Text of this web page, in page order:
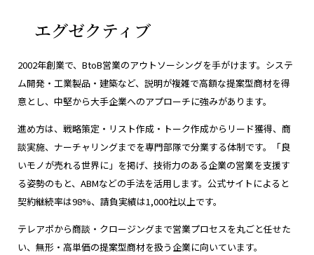
エグゼクティブ
2002年創業で、BtoB営業のアウトソーシングを手がけます。システ
ム開発・工業製品・建築など、説明が複雑で高額な提案型商材を得
意とし、中堅から大手企業へのアプローチに強みがあります。
進め方は、戦略策定・リスト作成・トーク作成からリード獲得、商
談実施、ナーチャリングまでを専門部隊で分業する体制です。「良
いモノが売れる世界に」を掲げ、技術力のある企業の営業を支援す
る姿勢のもと、ABMなどの手法を活用します。公式サイトによると
契約継続率は98%、請負実績は1,000社以上です。
テレアポから商談・クロージングまで営業プロセスを丸ごと任せた
い、無形・高単価の提案型商材を扱う企業に向いています。